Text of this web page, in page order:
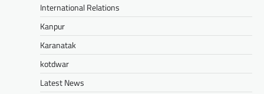
International Relations
Kanpur
Karanatak
kotdwar
Latest News